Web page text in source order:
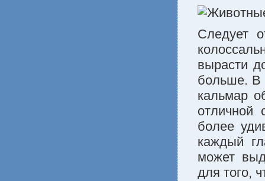
Следует
вырасти
больше. В
кальмар
отличной
более
каждый
может
для того,